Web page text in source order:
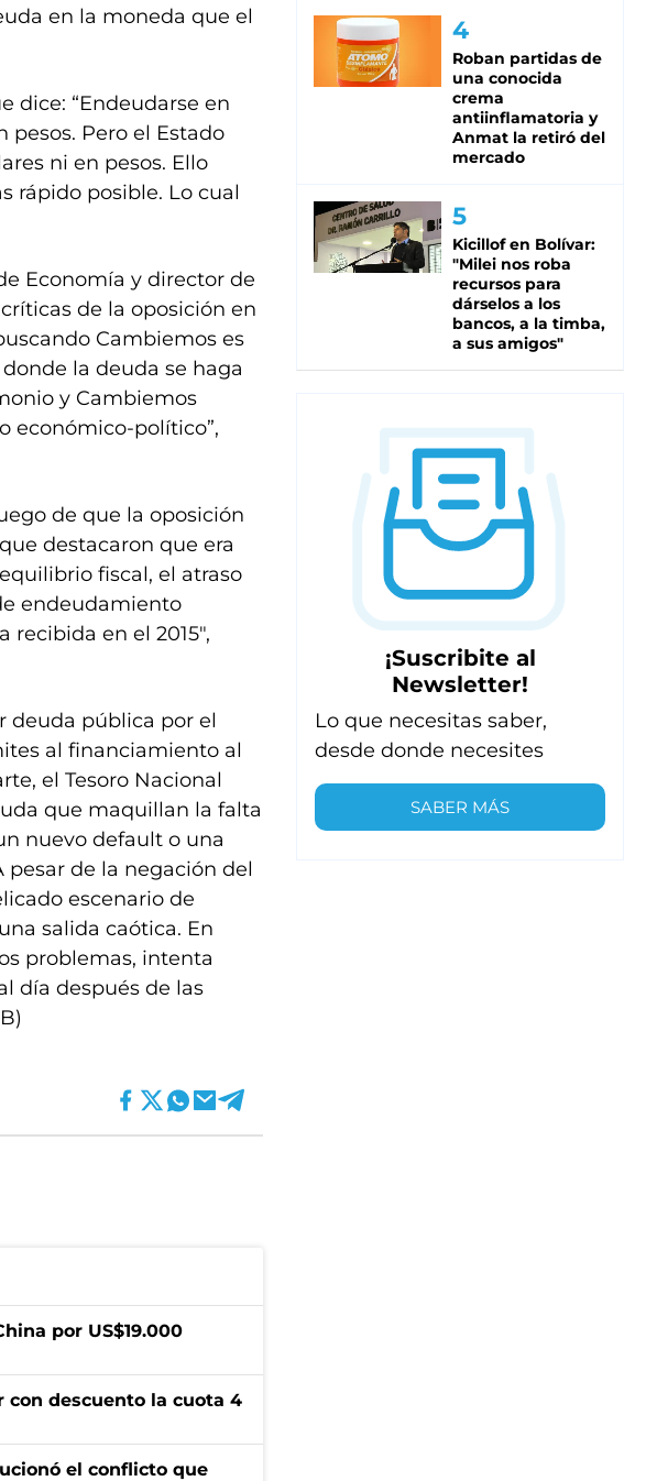
en la moneda que el
dice: “Endeudarse en
pesos. Pero el Estado
ni en pesos. Ello
rápido posible. Lo cual
Economía y director de
de la oposición en
Cambiemos es
la deuda se haga
y Cambiemos
económico-político”,
de que la oposición
destacaron que era
fiscal, el atraso
endeudamiento
en el 2015″,
deuda pública por el
al financiamiento al
el Tesoro Nacional
que maquillan la falta
nuevo default o una
de la negación del
escenario de
salida caótica. En
problemas, intenta
día después de las
por US$19.000
con descuento la cuota 4
el conflicto que
Roban partidas de
una conocida
crema
antiinflamatoria y
Anmat la retiró del
mercado
Kicillof en Bolívar:
"Milei nos roba
recursos para
dárselos a los
bancos, a la timba,
a sus amigos"
¡Suscribite al
Newsletter!
Lo que necesitas saber,
desde donde necesites
SABER MÁS